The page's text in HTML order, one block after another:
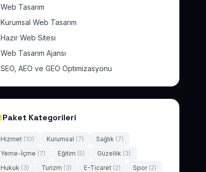
Web Tasarım
Kurumsal Web Tasarım
Hazır Web Sitesi
Web Tasarım Ajansı
SEO, AEO ve GEO Optimizasyonu
Paket Kategorileri
Hizmet (10) Kurumsal (7) Sağlık (7)
Yeme-İçme (7) Eğitim (5) Güzellik (3)
Hukuk (3) Turizm (3) E-Ticaret (2) Spor (2)